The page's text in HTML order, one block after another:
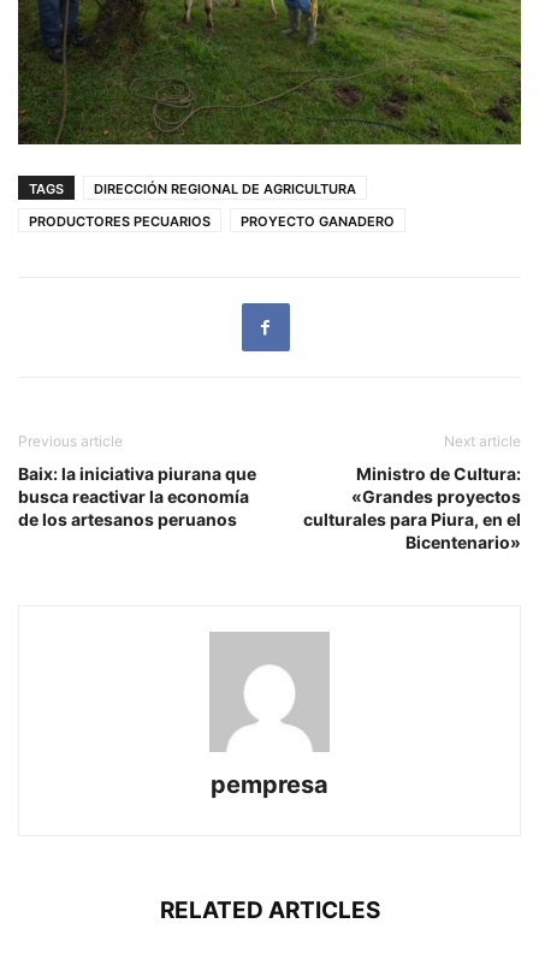
TAGS
DIRECCIÓN REGIONAL DE AGRICULTURA
PRODUCTORES PECUARIOS
PROYECTO GANADERO
Previous article
Baix: la iniciativa piurana que
busca reactivar la economía
de los artesanos peruanos
Next article
Ministro de Cultura:
«Grandes proyectos
culturales para Piura, en el
Bicentenario»
pempresa
RELATED ARTICLES